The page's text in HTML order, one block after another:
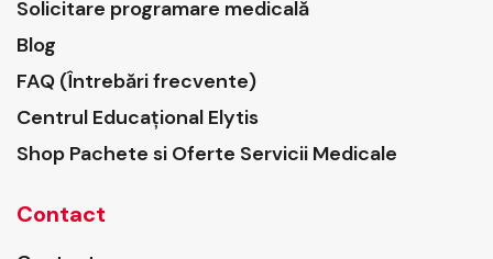
Solicitare programare medicală
Blog
FAQ (Întrebări frecvente)
Centrul Educațional Elytis
Shop Pachete si Oferte Servicii Medicale
Contact